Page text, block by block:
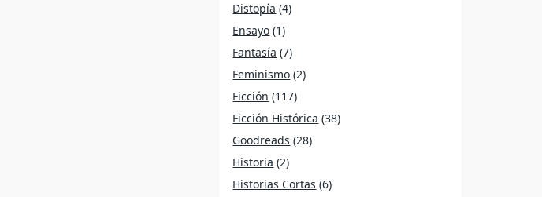
Distopía (4)
Ensayo (1)
Fantasía (7)
Feminismo (2)
Ficción (117)
Ficción Histórica (38)
Goodreads (28)
Historia (2)
Historias Cortas (6)